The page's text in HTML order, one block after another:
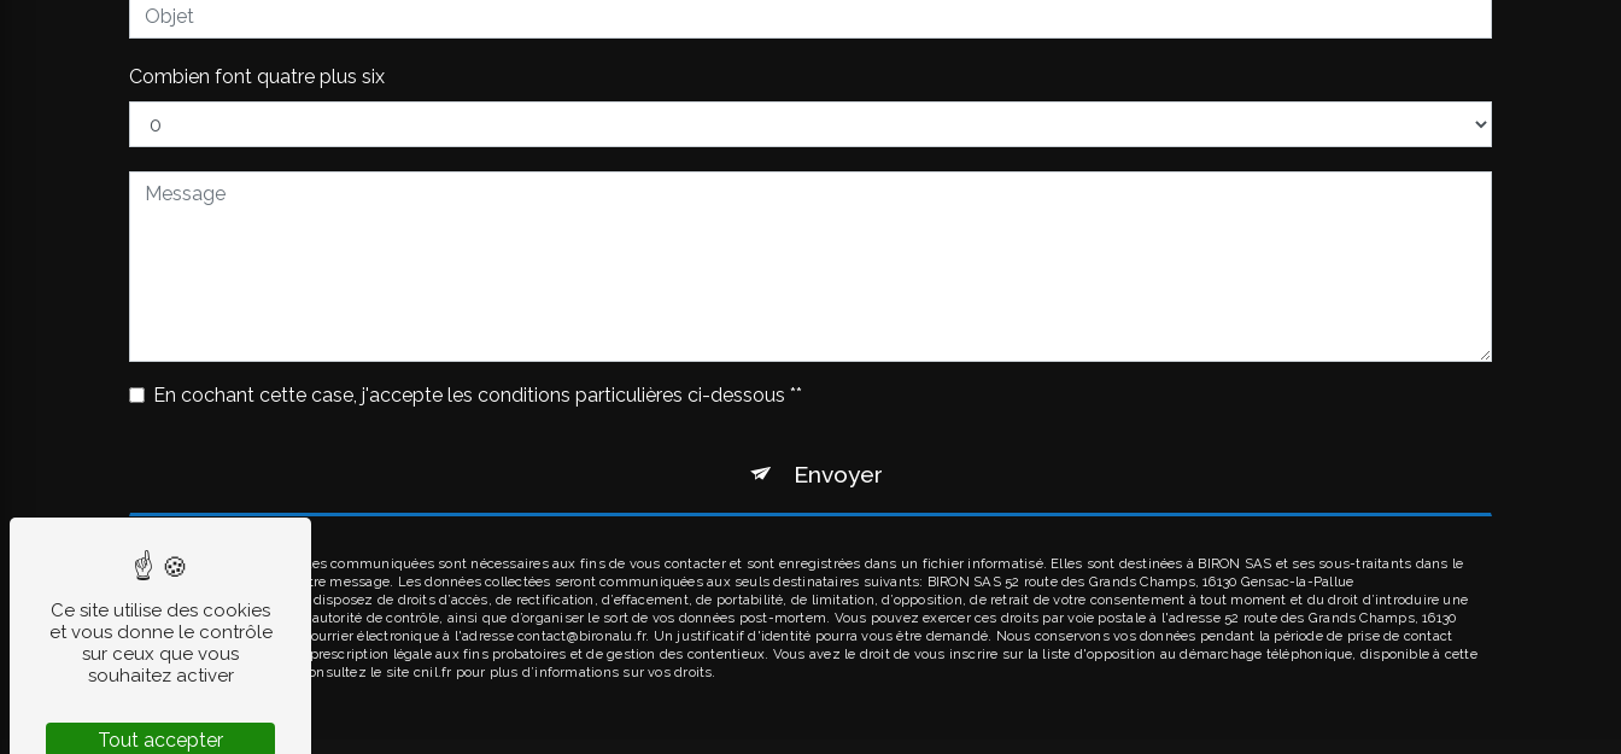
Combien font quatre plus six
En cochant cette case, j'accepte les conditions particulières ci-dessous **
Envoyer
** Les données personnelles communiquées sont nécessaires aux fins de vous contacter et sont enregistrées dans un fichier informatisé. Elles sont destinées à BIRON SAS et ses sous-traitants dans le
seul but de répondre à votre message. Les données collectées seront communiquées aux seuls destinataires suivants: BIRON SAS 52 route des Grands Champs, 16130 Gensac-la-Pallue
contact@bironalu.fr. Vous disposez de droits d’accès, de rectification, d’effacement, de portabilité, de limitation, d’opposition, de retrait de votre consentement à tout moment et du droit d’introduire une
réclamation auprès d’une autorité de contrôle, ainsi que d’organiser le sort de vos données post-mortem. Vous pouvez exercer ces droits par voie postale à l'adresse 52 route des Grands Champs, 16130
Gensac-la-Pallue ou par courrier électronique à l'adresse contact@bironalu.fr. Un justificatif d'identité pourra vous être demandé. Nous conservons vos données pendant la période de prise de contact
puis pendant la durée de prescription légale aux fins probatoires et de gestion des contentieux. Vous avez le droit de vous inscrire sur la liste d'opposition au démarchage téléphonique, disponible à cette
adresse:Bloctel.gouv.fr . Consultez le site cnil.fr pour plus d’informations sur vos droits.
Ce site utilise des cookies
et vous donne le contrôle
sur ceux que vous
souhaitez activer
Tout accepter